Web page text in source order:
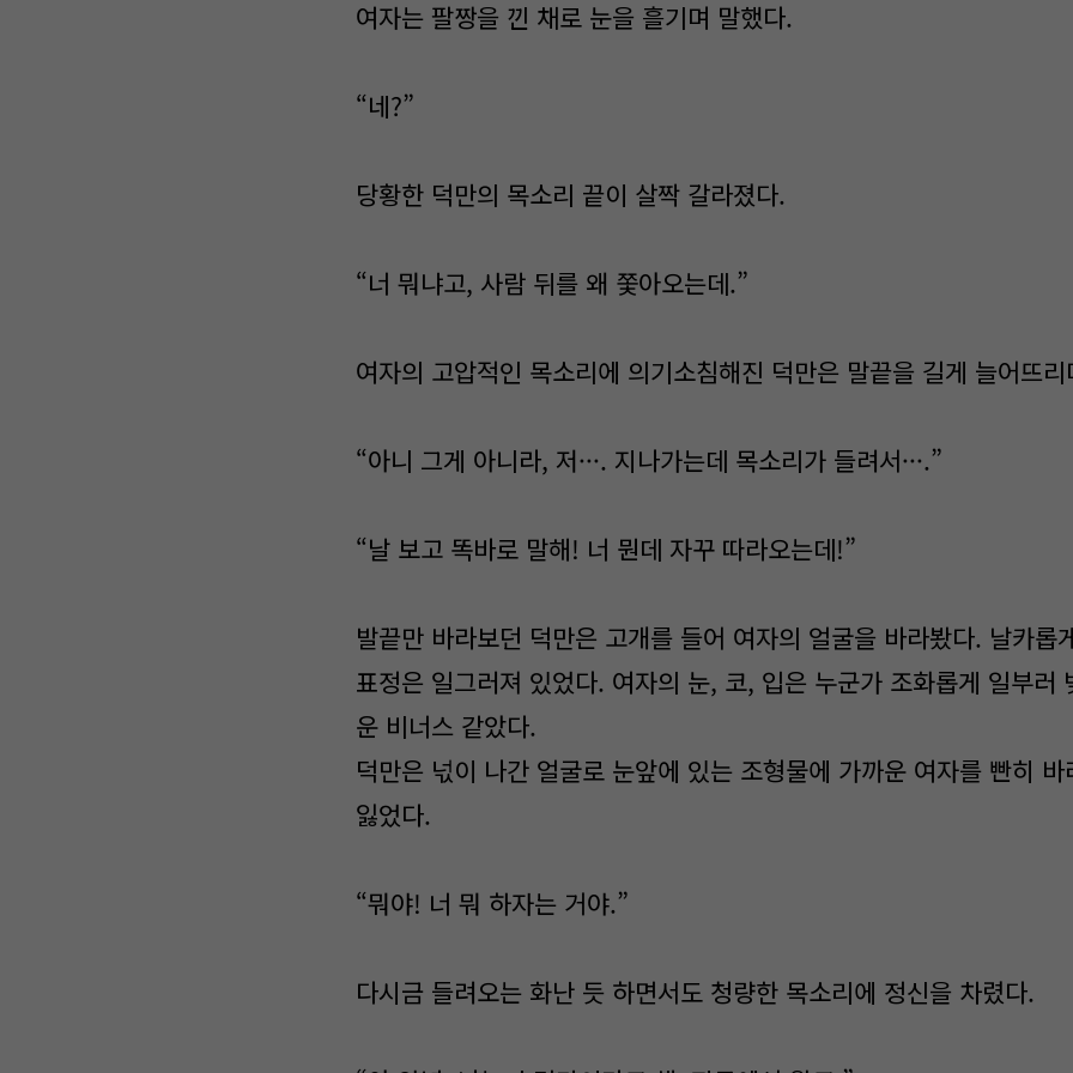
여자는 팔짱을 낀 채로 눈을 흘기며 말했다.
“네?”
당황한 덕만의 목소리 끝이 살짝 갈라졌다.
“너 뭐냐고, 사람 뒤를 왜 쫓아오는데.”
여자의 고압적인 목소리에 의기소침해진 덕만은 말끝을 길게 늘어뜨
“아니 그게 아니라, 저···. 지나가는데 목소리가 들려서···.”
“날 보고 똑바로 말해! 너 뭔데 자꾸 따라오는데!”
발끝만 바라보던 덕만은 고개를 들어 여자의 얼굴을 바라봤다. 날카롭
표정은 일그러져 있었다. 여자의 눈, 코, 입은 누군가 조화롭게 일부러
운 비너스 같았다.
덕만은 넋이 나간 얼굴로 눈앞에 있는 조형물에 가까운 여자를 빤히
잃었다.
“뭐야! 너 뭐 하자는 거야.”
다시금 들려오는 화난 듯 하면서도 청량한 목소리에 정신을 차렸다.